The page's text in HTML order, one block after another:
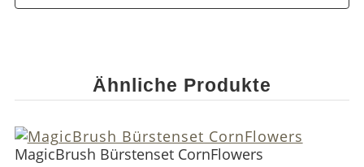
Ähnliche Produkte
MagicBrush Bürstenset CornFlowers